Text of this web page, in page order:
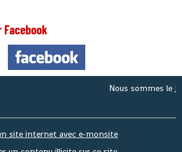
Nous sommes leJeudi
site internet avec e-monsite